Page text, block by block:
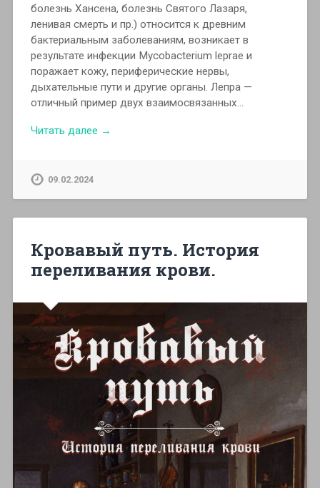
болезнь Хансена, болезнь Святого Лазаря,
ленивая смерть и пр.) относится к древним
бактериальным заболеваниям, возникает в
результате инфекции Mycobacterium leprae и
поражает кожу, периферические нервы,
дыхательные пути и другие органы. Лепра —
отличный пример двух взаимосвязанных…
Читать далее →
09.02.2024
Кровавый путь. История
переливания крови.